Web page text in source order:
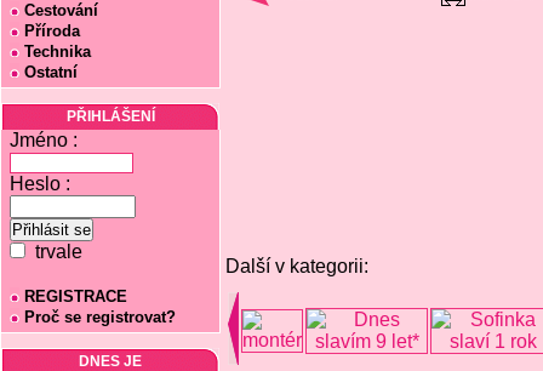
Cestování
Příroda
Technika
Ostatní
PŘIHLÁŠENÍ
Jméno :
Heslo :
trvale
REGISTRACE
Proč se registrovat?
DNES JE
Další v kategorii: